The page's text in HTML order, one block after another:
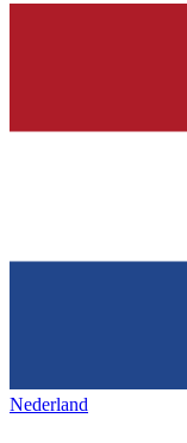
Nederland